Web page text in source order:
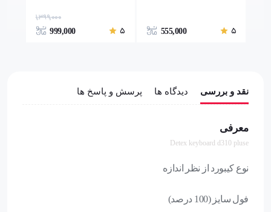
5
555,000
5
1,399,000
999,000
نقد و بررسی دیدگاه ها پرسش و پاسخ ها
معرفی
Detex keyboard d310 pluse
نوع کیبورد از نظر اندازه
فول سایز (100 درصد)